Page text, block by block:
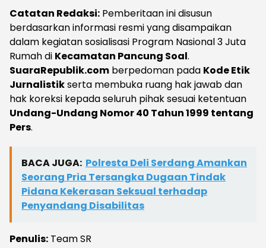
Catatan Redaksi: Pemberitaan ini disusun
berdasarkan informasi resmi yang disampaikan
dalam kegiatan sosialisasi Program Nasional 3 Juta
Rumah di Kecamatan Pancung Soal.
SuaraRepublik.com berpedoman pada Kode Etik
Jurnalistikserta membuka ruang hak jawab dan
hak koreksi kepada seluruh pihak sesuai ketentuan
Undang-Undang Nomor 40 Tahun 1999 tentang
Pers.
BACA JUGA: Polresta Deli Serdang Amankan
Seorang Pria Tersangka Dugaan Tindak
Pidana Kekerasan Seksual terhadap
Penyandang Disabilitas
Penulis: Team SR